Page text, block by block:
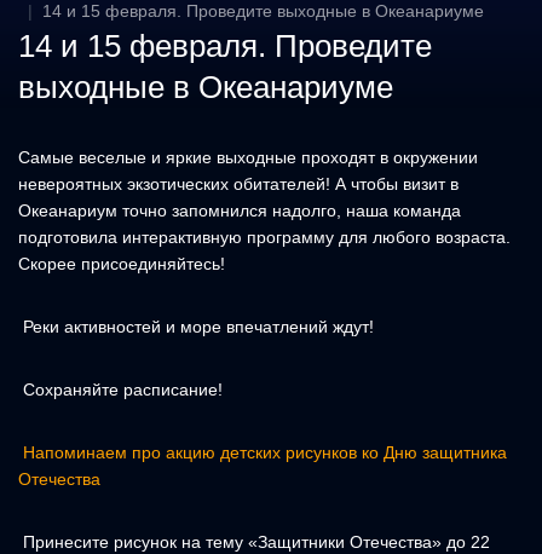
14 и 15 февраля. Проведите выходные в Океанариуме
14 и 15 февраля. Проведите
выходные в Океанариуме
Самые веселые и яркие выходные проходят в окружении
невероятных экзотических обитателей! А чтобы визит в
Океанариум точно запомнился надолго, наша команда
подготовила интерактивную программу для любого возраста.
Скорее присоединяйтесь!
Реки активностей и море впечатлений ждут!
Сохраняйте расписание!
Напоминаем про акцию детских рисунков ко Дню защитника
Отечества
Принесите рисунок на тему «Защитники Отечества» до 22